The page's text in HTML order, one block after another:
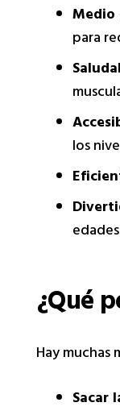
para
los
¿Qué
Hay
Sacar